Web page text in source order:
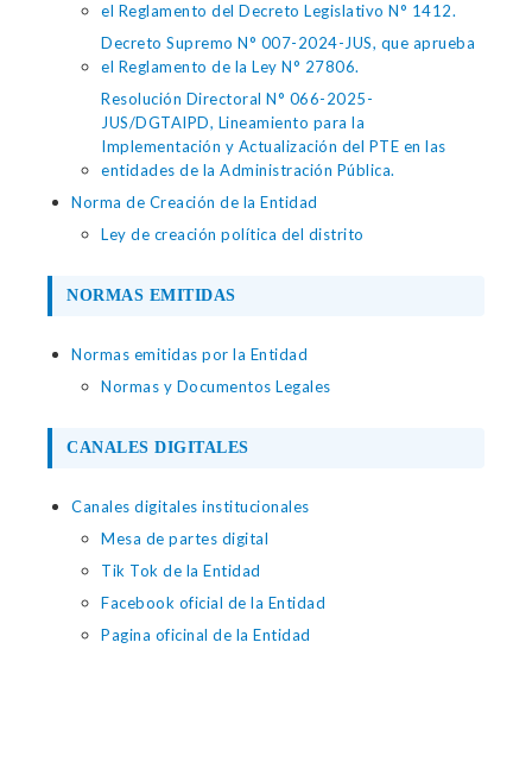
el Reglamento del Decreto Legislativo N° 1412.
Decreto Supremo N° 007-2024-JUS, que aprueba
el Reglamento de la Ley N° 27806.
Resolución Directoral N° 066-2025-
JUS/DGTAIPD, Lineamiento para la
Implementación y Actualización del PTE en las
entidades de la Administración Pública.
Norma de Creación de la Entidad
Ley de creación política del distrito
NORMAS EMITIDAS
Normas emitidas por la Entidad
Normas y Documentos Legales
CANALES DIGITALES
Canales digitales institucionales
Mesa de partes digital
Tik Tok de la Entidad
Facebook oficial de la Entidad
Pagina oficinal de la Entidad